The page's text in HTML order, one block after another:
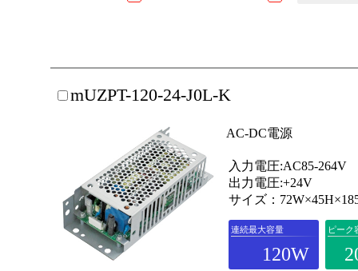
mUZPT-120-24-J0L-K
AC-DC電源
入力電圧:AC85-264V
出力電圧:+24V
サイズ：
連続最大容量
120W
ピーク